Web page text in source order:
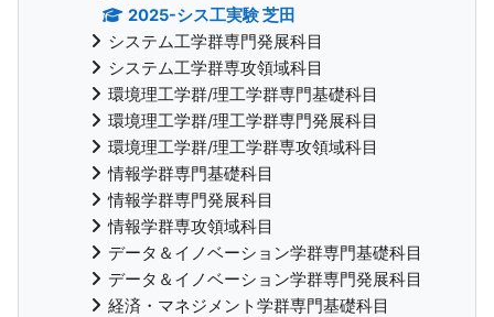
2025-シス工実験 芝田
システム工学群専門発展科目
システム工学群専攻領域科目
環境理工学群/理工学群専門基礎科目
環境理工学群/理工学群専門発展科目
環境理工学群/理工学群専攻領域科目
情報学群専門基礎科目
情報学群専門発展科目
情報学群専攻領域科目
データ＆イノベーション学群専門基礎科目
データ＆イノベーション学群専門発展科目
経済・マネジメント学群専門基礎科目